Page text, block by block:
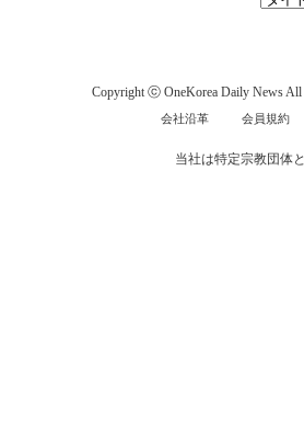
Copyright ⓒ OneKorea Daily News All
会社沿革 会員規約
当社は特定宗教団体